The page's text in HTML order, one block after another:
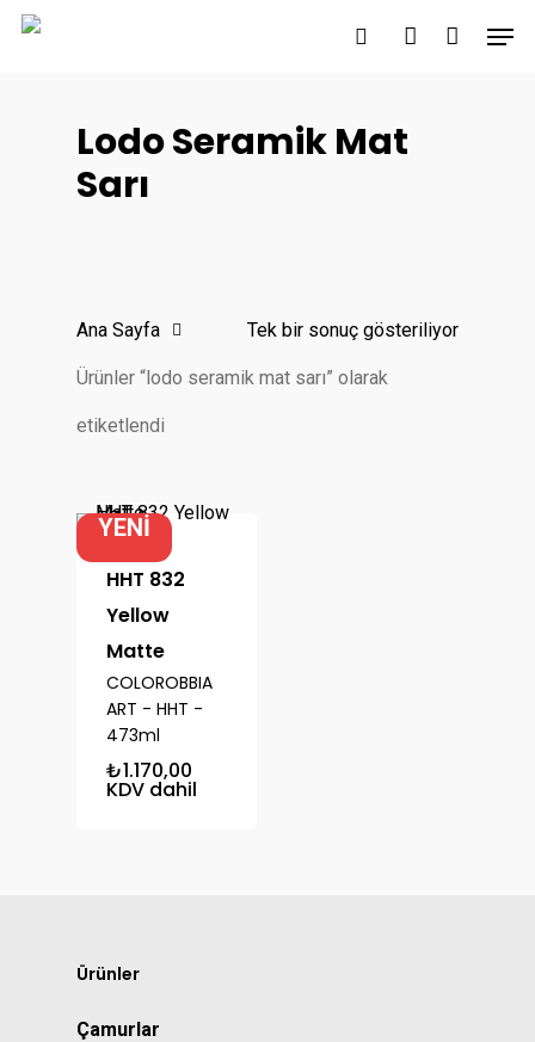
Skip
Lodo Seramik Mat
Sarı
Tek bir sonuç gösteriliyor
Ana Sayfa
Ürünler “lodo seramik mat sarı” olarak
etiketlendi
YENİ
HHT 832
Yellow
Matte
COLOROBBIA
ART - HHT -
473ml
₺1.170,00
KDV dahil
Ürünler
Çamurlar